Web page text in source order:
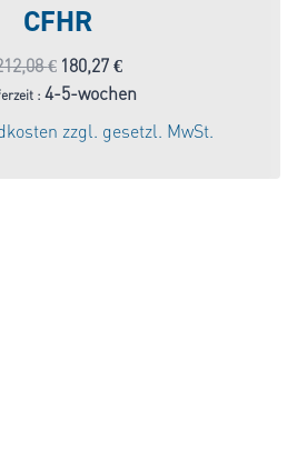
CFHR
€ Ursprünglicher
Preis
war:
212,08 €
180,27 €Aktueller
Preis
: 4-5-wochen
zzgl. gesetzl. MwSt.